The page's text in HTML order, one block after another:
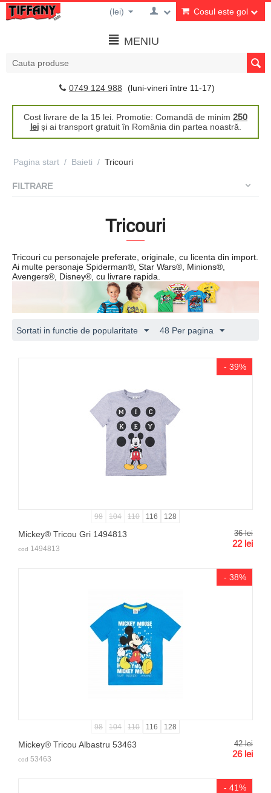
Cosul este gol
(lei)
MENIU
0749 124 988 (luni-vineri între 11-17)
Cost livrare de la 15 lei. Promotie: Comandă de minim 250
leiși ai transport gratuit în România din partea noastră.
Pagina start / Baieti / Tricouri
FILTRARE
Tricouri
Tricouri cu personajele preferate, originale, cu licenta din import.
Ai multe personaje Spiderman®, Star Wars®, Minions®,
Avengers®, Disney®, cu livrare rapida.
Sortati in functie de popularitate 48 Per pagina
- 39%
98 104 110 116 128
Mickey® Tricou Gri 1494813 36 lei
22 lei
cod 1494813
- 38%
98 104 110 116 128
Mickey® Tricou Albastru 53463 42 lei
26 lei
cod 53463
- 41%